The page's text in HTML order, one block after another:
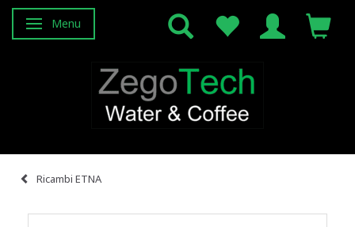
Attiva/disattiva navigazione
Menu
Ricambi ETNA